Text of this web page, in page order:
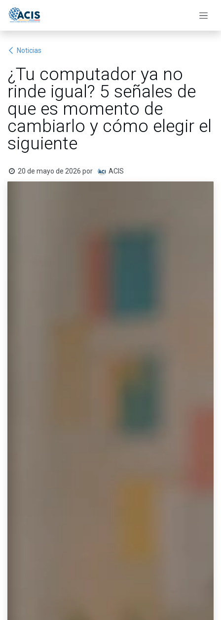
Noticias
¿Tu computador ya no
rinde igual? 5 señales de
que es momento de
cambiarlo y cómo elegir el
siguiente
20 de mayo de 2026 por ACIS